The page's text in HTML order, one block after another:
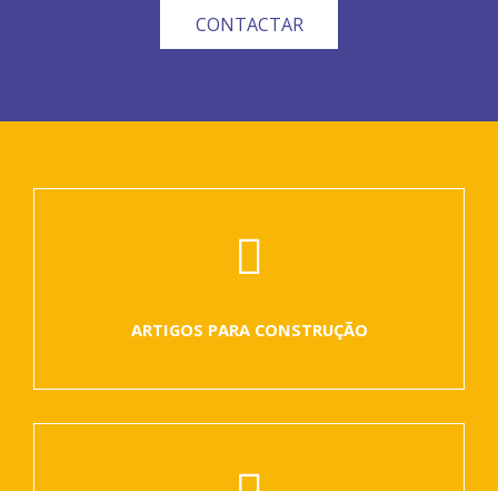
CONTACTAR
ARTIGOS PARA CONSTRUÇÃO